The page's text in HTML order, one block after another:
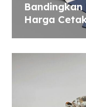
Harga
Murah atau